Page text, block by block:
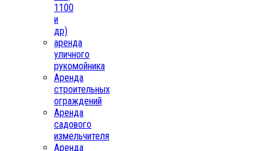
1100
и
др)
аренда
уличного
рукомойника
Аренда
строительных
ограждений
Аренда
садового
измельчителя
Аренда